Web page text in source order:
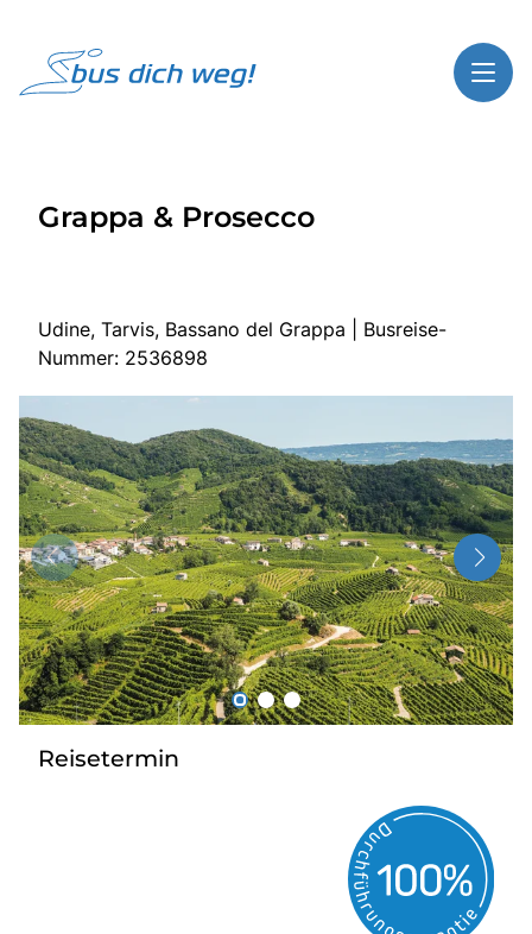
Highlights
Start
Busreisen
Bus mieten
Gutscheinshop
Über bus dich weg!
Radio!
Sie befinden sich in:
Österreich
Grappa & Prosecco
Udine, Tarvis, Bassano del Grappa | Busreise-
Nummer: 2536898
Reisetermin